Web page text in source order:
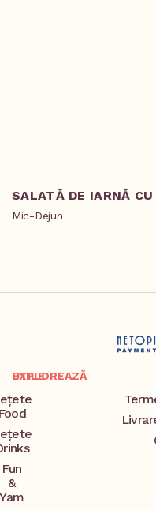
SALATĂ DE IARNĂ
Mic-Dejun
EXPLOREAZĂ
Fun
&
Yam
UTILE